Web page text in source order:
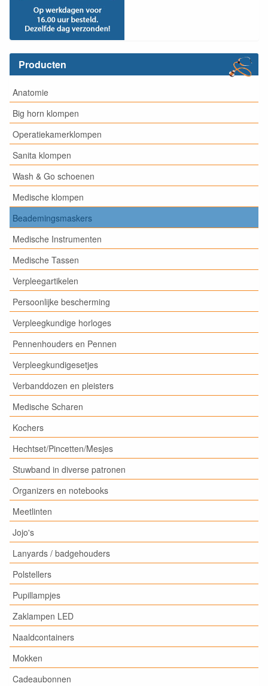
Producten
Anatomie
Big horn klompen
Operatiekamerklompen
Sanita klompen
Wash & Go schoenen
Medische klompen
Beademingsmaskers
Medische Instrumenten
Medische Tassen
Verpleegartikelen
Persoonlijke bescherming
Verpleegkundige horloges
Pennenhouders en Pennen
Verpleegkundigesetjes
Verbanddozen en pleisters
Medische Scharen
Kochers
Hechtset/Pincetten/Mesjes
Stuwband in diverse patronen
Organizers en notebooks
Meetlinten
Jojo's
Lanyards / badgehouders
Polstellers
Pupillampjes
Zaklampen LED
Naaldcontainers
Mokken
Cadeaubonnen